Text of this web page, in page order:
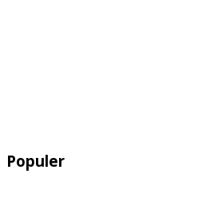
Populer